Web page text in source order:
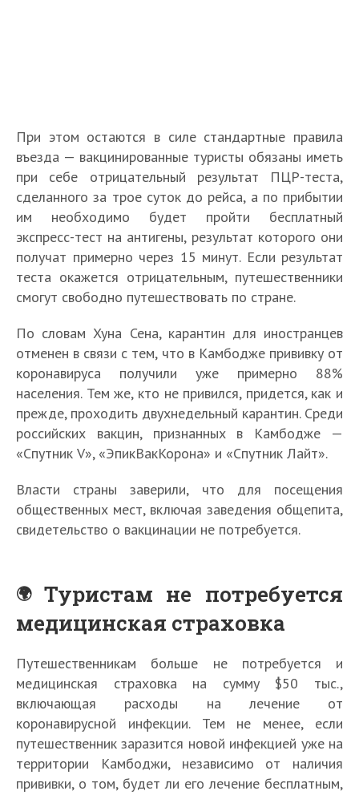
При этом остаются в силе стандартные правила
въезда — вакцинированные туристы обязаны иметь
при себе отрицательный результат ПЦР-теста,
сделанного за трое суток до рейса, а по прибытии
им необходимо будет пройти бесплатный
экспресс-тест на антигены, результат которого они
получат примерно через 15 минут. Если результат
теста окажется отрицательным, путешественники
смогут свободно путешествовать по стране.
По словам Хуна Сена, карантин для иностранцев
отменен в связи с тем, что в Камбодже прививку от
коронавируса получили уже примерно 88%
населения. Тем же, кто не привился, придется, как и
прежде, проходить двухнедельный карантин. Среди
российских вакцин, признанных в Камбодже —
«Спутник V», «ЭпикВакКорона» и «Спутник Лайт».
Власти страны заверили, что для посещения
общественных мест, включая заведения общепита,
свидетельство о вакцинации не потребуется.
Туристам не потребуется
медицинская страховка
Путешественникам больше не потребуется и
медицинская страховка на сумму $50 тыс.,
включающая расходы на лечение от
коронавирусной инфекции. Тем не менее, если
путешественник заразится новой инфекцией уже на
территории Камбоджи, независимо от наличия
прививки, о том, будет ли его лечение бесплатным,